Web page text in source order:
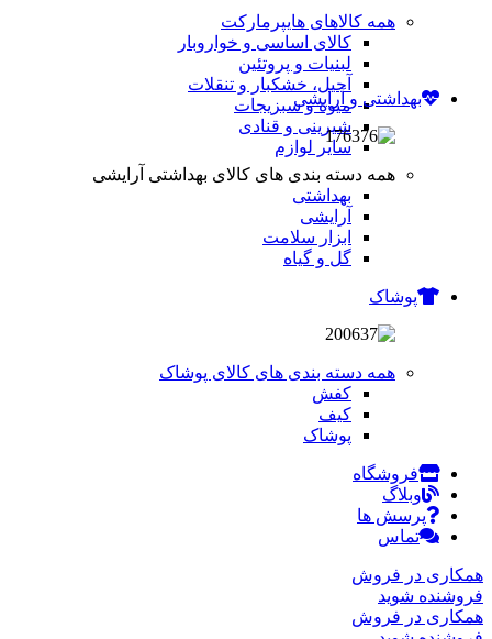
همه کالاهای هایپرمارکت
کالای اساسی و خواروبار
لبنیات و پروتئین
آجیل، خشکبار و تنقلات
میوه و سبزیجات
شیرینی و قنادی
سایر لوازم
بهداشتی و آرایشی
همه دسته بندی های کالای بهداشتی آرایشی
بهداشتی
آرایشی
ابزار سلامت
گل و گیاه
پوشاک
همه دسته بندی های کالای پوشاک
کفش
کیف
پوشاک
فروشگاه
وبلاگ
پرسش ها
تماس
همکاری در فروش
فروشنده شوید
همکاری در فروش